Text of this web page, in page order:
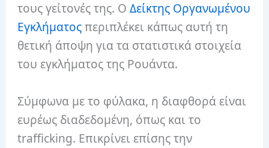
τους γείτονές της. ΟΔείκτης Οργανωμένου
Εγκλήματοςπεριπλέκει κάπως αυτή τη
θετική άποψη για τα στατιστικά στοιχεία
του εγκλήματος της Ρουάντα.
Σύμφωνα με το φύλακα, η διαφθορά είναι
ευρέως διαδεδομένη, όπως και το
trafficking. Επικρίνει επίσης την